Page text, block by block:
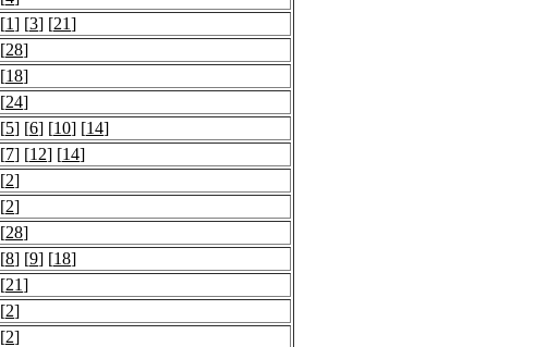
[1] [3] [21]
[28]
[18]
[24]
[5] [6] [10] [14]
[7] [12] [14]
[2]
[2]
[28]
[8] [9] [18]
[21]
[2]
[2]